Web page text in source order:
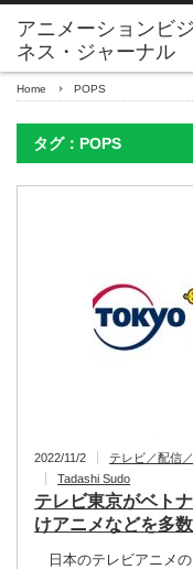
アニメーションビジ
ネス・ジャーナル
Home POPS
タグ：POPS
2022/11/2 テレビ／配信
Tadashi Sudo
テレビ東京がベト
けアニメなどを多
日本のテレビアニメ